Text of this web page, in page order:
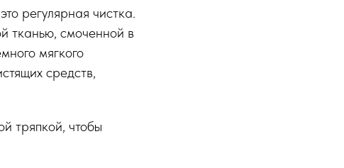
регулярная чистка.
тканью, смоченной в
мягкого
средств,
тряпкой, чтобы